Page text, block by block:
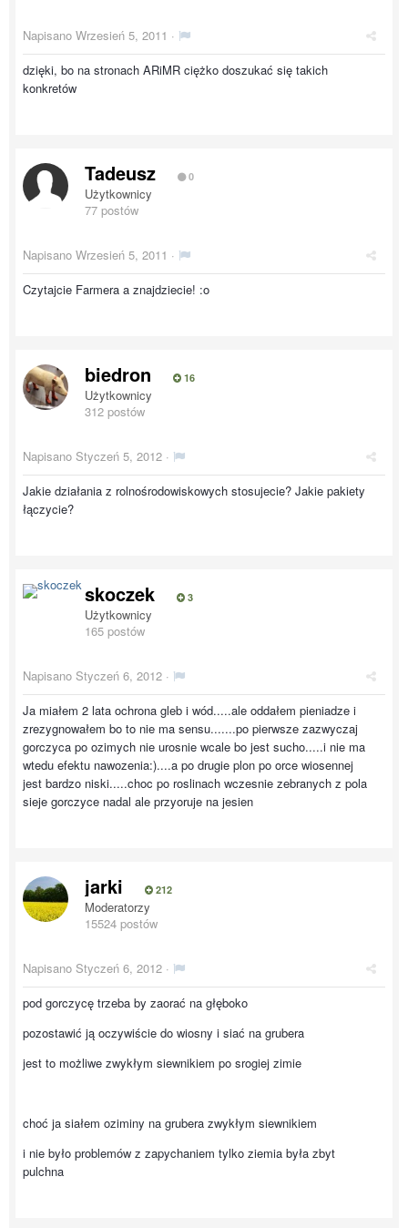
Napisano Wrzesień 5, 2011 ·
dzięki, bo na stronach ARiMR ciężko doszukać się takich
konkretów
Tadeusz 0
Użytkownicy
77 postów
Napisano Wrzesień 5, 2011 ·
Czytajcie Farmera a znajdziecie! :o
biedron 16
Użytkownicy
312 postów
Napisano Styczeń 5, 2012 ·
Jakie działania z rolnośrodowiskowych stosujecie? Jakie pakiety
łączycie?
skoczek 3
Użytkownicy
165 postów
Napisano Styczeń 6, 2012 ·
Ja miałem 2 lata ochrona gleb i wód.....ale oddałem pieniadze i
zrezygnowałem bo to nie ma sensu.......po pierwsze zazwyczaj
gorczyca po ozimych nie urosnie wcale bo jest sucho.....i nie ma
wtedu efektu nawozenia:)....a po drugie plon po orce wiosennej
jest bardzo niski.....choc po roslinach wczesnie zebranych z pola
sieje gorczyce nadal ale przyoruje na jesien
jarki 212
Moderatorzy
15524 postów
Napisano Styczeń 6, 2012 ·
pod gorczycę trzeba by zaorać na głęboko
pozostawić ją oczywiście do wiosny i siać na grubera
jest to możliwe zwykłym siewnikiem po srogiej zimie
choć ja siałem oziminy na grubera zwykłym siewnikiem
i nie było problemów z zapychaniem tylko ziemia była zbyt
pulchna